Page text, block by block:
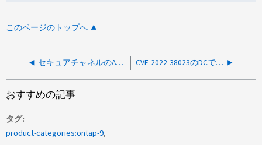
このページのトップへ
セキュアチャネルのAESが無効なためにNTLM認証されたCIFSセッションのセットアップに失敗しました CVE-2022-38023のDCでRequireSeal: 1にもかかわらずNTLMが失敗します
おすすめの記事
タグ
product-categories:ontap-9